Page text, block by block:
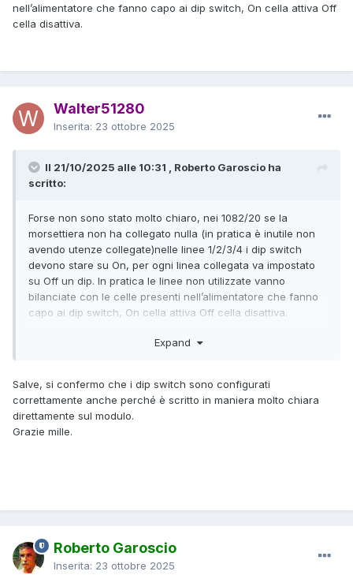
nell’alimentatore che fanno capo ai dip switch, On cella attiva Off
cella disattiva.
Walter51280
Inserita: 23 ottobre 2025
Il 21/10/2025 alle 10:31 , Roberto Garoscio ha
scritto:
Forse non sono stato molto chiaro, nei 1082/20 se la
morsettiera non ha collegato nulla (in pratica è inutile non
avendo utenze collegate)nelle linee 1/2/3/4 i dip switch
devono stare su On, per ogni linea collegata va impostato
su Off un dip. In pratica le linee non utilizzate vanno
bilanciate con le celle presenti nell’alimentatore che fanno
capo ai dip switch, On cella attiva Off cella disattiva.
Expand
Salve, si confermo che i dip switch sono configurati
correttamente anche perché è scritto in maniera molto chiara
direttamente sul modulo.
Grazie mille.
Roberto Garoscio
Inserita: 23 ottobre 2025